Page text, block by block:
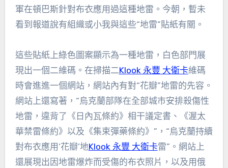
軍在頓巴斯針對布衣應用過這種地雷。今朝，暫未
看到報道說有組織或小我與這些“地雷”貼紙有關。
這些貼紙上綠色圖案顯示為一種地雷，白色部門展
現出一個二維碼。在掃描二Klook 永豐 大衛卡維碼
時會進進一個網站，網站內有對“花瓣”地雷的先容。
網站上還寫著，“烏克蘭部隊在全部城市安排殺傷性
地雷，違背了《日內瓦條約》相干議定書、《渥太
華禁雷條約》以及《集束彈藥條約》”，“烏克蘭持續
對布衣應用‘花瓣’地Klook 永豐 大衛卡雷”。網站上
還展現出因地雷爆炸而受傷的布衣照片，以及用俄